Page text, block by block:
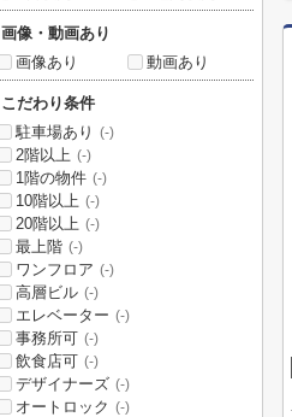
画像・動画あり
画像あり
動画あり
こだわり条件
駐車場あり
(-)
2階以上 (-)
1階の物件 (-)
10階以上 (-)
20階以上 (-)
最上階 (-)
ワンフロア (-)
高層ビル (-)
エレベーター (-)
事務所可 (-)
飲食店可 (-)
デザイナーズ (-)
オートロック (-)